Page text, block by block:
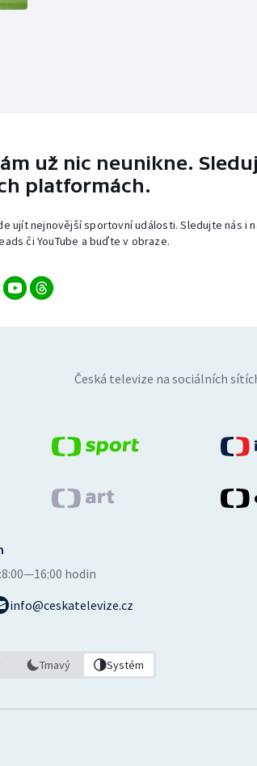
už nic neunikne.
platformách.
ujít nejnovější sportovní události. Sledujte nás i
či YouTube a buďte v obraze.
Česká televize na sociálních
8:00—16:00 hodin
info@ceskatelevize.cz
Tmavý Systém